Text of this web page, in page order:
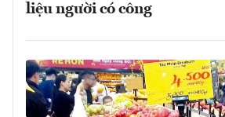
liệu người có công